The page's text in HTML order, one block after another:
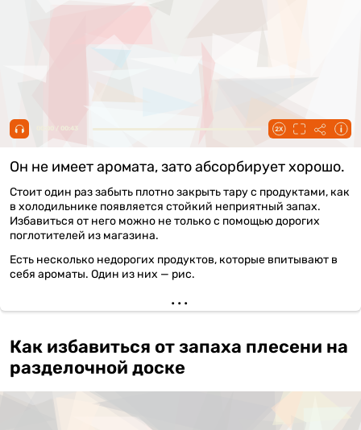
00:00 / 00:43
Он не имеет аромата, зато абсорбирует хорошо.
Стоит один раз забыть плотно закрыть тару с продуктами, как
в холодильнике появляется стойкий неприятный запах.
Избавиться от него можно не только с помощью дорогих
поглотителей из магазина.
Есть несколько недорогих продуктов, которые впитывают в
себя ароматы. Один из них — рис.
Как избавиться от запаха плесени на
разделочной доске